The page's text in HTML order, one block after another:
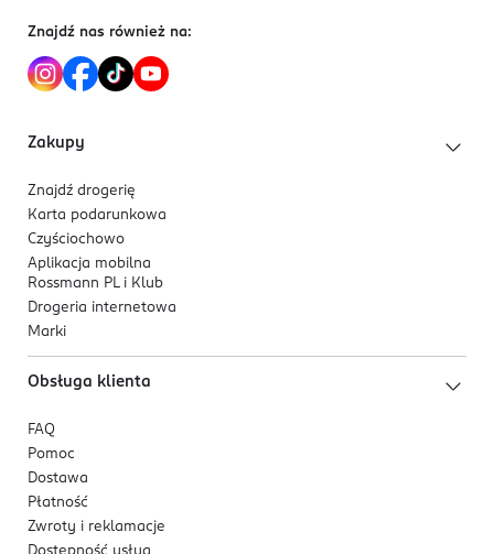
Znajdź nas również na:
Zakupy
Znajdź drogerię
Karta podarunkowa
Czyściochowo
Aplikacja mobilna
Rossmann PL i Klub
Drogeria internetowa
Marki
Obsługa klienta
FAQ
Pomoc
Dostawa
Płatność
Zwroty i reklamacje